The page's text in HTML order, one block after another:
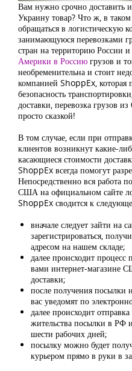
Вам нужно срочно доставить
Украину товар? Что ж, в
обращаться в логистическую
занимающуюся перевозками
стран на территорию России
Америки в Россию грузов и
необременительна и стоит
компанией ShoppEx, которая
безопасность
доставки, перевозка грузов
просто сказкой!
В том случае, если при
клиентов возникнут какие-
касающиеся стоимости
ShoppEx всегда помогут
Непосредственно вся работа
США на официальном сайте
ShoppEx сводится к
вначале следует зайти на
зарегистрироваться,
адресом на нашем складе;
далее происходит
вами интернет-магазине
доставки;
после получения посылки
вас уведомят по
далее происходит
жительства посылки в РФ
шести рабочих дней;
посылку можно будет
курьером прямо в руки в